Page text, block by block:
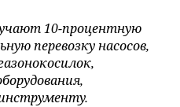
10-процентную
перевозку насосов,